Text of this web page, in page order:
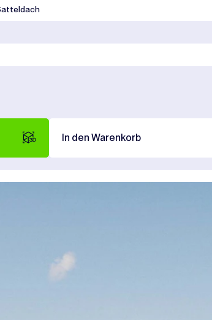
In den Warenkorb